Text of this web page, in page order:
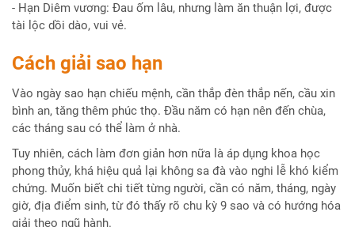
- Hạn Diêm vương: Đau ốm lâu, nhưng làm ăn thuận lợi, được
tài lộc dồi dào, vui vẻ.
Cách giải sao hạn
Vào ngày sao hạn chiếu mệnh, cần thắp đèn thắp nến, cầu xin
bình an, tăng thêm phúc thọ. Đầu năm có hạn nên đến chùa,
các tháng sau có thể làm ở nhà.
Tuy nhiên, cách làm đơn giản hơn nữa là áp dụng khoa học
phong thủy, khá hiệu quả lại không sa đà vào nghi lễ khó kiểm
chứng. Muốn biết chi tiết từng người, cần có năm, tháng, ngày
giờ, địa điểm sinh, từ đó thấy rõ chu kỳ 9 sao và có hướng hóa
giải theo ngũ hành.